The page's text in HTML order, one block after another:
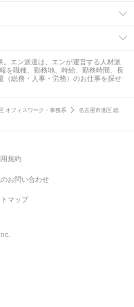
エン派遣は、エンが運営する人材派
を職種、勤務地、時給、勤務時間、長
総務・人事・労務）のお仕事を探せ
オフィスワーク・事務系
名古屋市港区 総
規約
お問い合わせ
マップ